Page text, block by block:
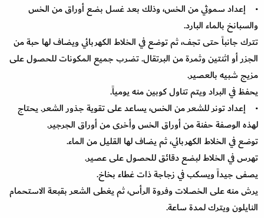
• إعداد سموثي من الخس، وذلك بعد غسل بضع أوراق من الخس
والسبانخ بالماء البارد.
تترك جانباً حتى تجف، ثم توضع في الخلاط الكهربائي ويضاف لها حبة من
الجزر أو اثنتين وثمرة من البرتقال. تضرب جميع المكونات للحصول على
مزيج شبيه بالعصير.
يحفظ في البراد ويتم تناول كوبين منه يومياً.
• إعداد تونر للشعر من الخس، يساعد على تقوية جذور الشعر. يحتاج
لهذه الوصفة حفنة من أوراق الخس وأخرى من أوراق الجرجير.
توضع في الخلاط الكهربائي، ثم يضاف لها القليل من الماء.
تهرس في الخلاط لبضع دقائق للحصول على عصير.
يصفى جيداً ويسكب في زجاجة ذات غطاء بخاخ.
يرش منه على الخصلات وفروة الرأس، ثم يغطى الشعر بقبعة الاستحمام
النايلون ويترك لمدة ساعة.